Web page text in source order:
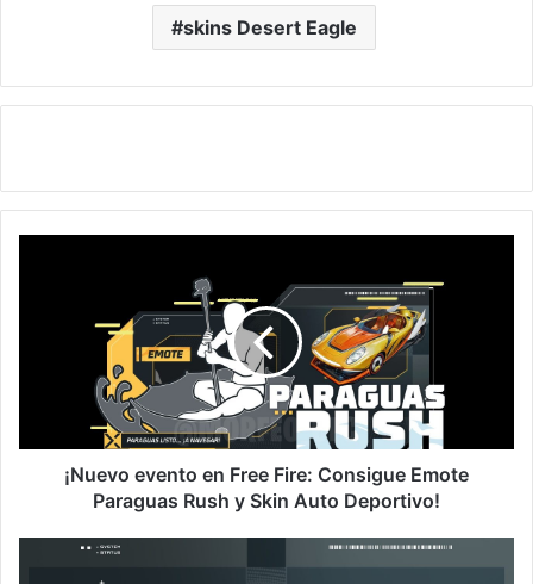
skins Desert Eagle
Rush
Deportivo!
¡Nuevo evento en Free Fire: Consigue Emote
Paraguas Rush y Skin Auto Deportivo!